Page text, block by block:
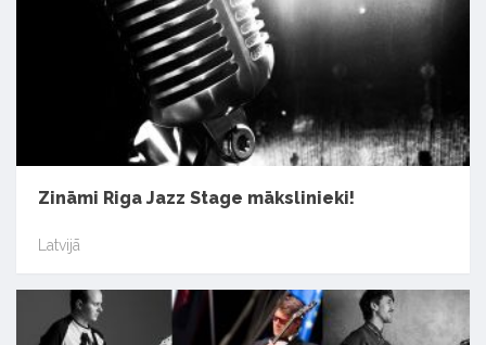
Zināmi Riga Jazz Stage mākslinieki!
Latvijā